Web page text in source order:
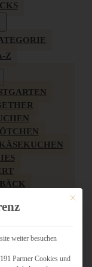
Z
BAKERY
Mit
weiter besuchen
Partner Cookies und